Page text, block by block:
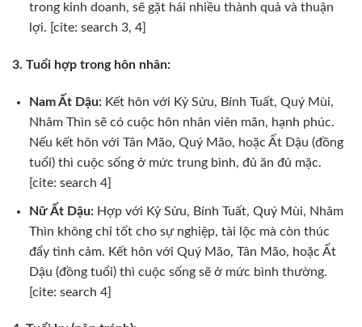
trong kinh doanh, sẽ gặt hái nhiều thành quả và thuận
lợi. [cite: search 3, 4]
3. Tuổi hợp trong hôn nhân:
Nam Ất Dậu:Kết hôn với Kỷ Sửu, Bính Tuất, Quý Mùi,
Nhâm Thìn sẽ có cuộc hôn nhân viên mãn, hạnh phúc.
Nếu kết hôn với Tân Mão, Quý Mão, hoặc Ất Dậu (đồng
tuổi) thì cuộc sống ở mức trung bình, đủ ăn đủ mặc.
[cite: search 4]
Nữ Ất Dậu:Hợp với Kỷ Sửu, Bính Tuất, Quý Mùi, Nhâm
Thìn không chỉ tốt cho sự nghiệp, tài lộc mà còn thúc
đẩy tình cảm. Kết hôn với Quý Mão, Tân Mão, hoặc Ất
Dậu (đồng tuổi) thì cuộc sống sẽ ở mức bình thường.
[cite: search 4]